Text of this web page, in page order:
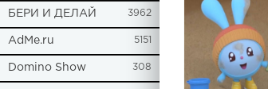
БЕРИ И ДЕЛАЙ 3962
AdMe.ru 5151
Domino Show 308